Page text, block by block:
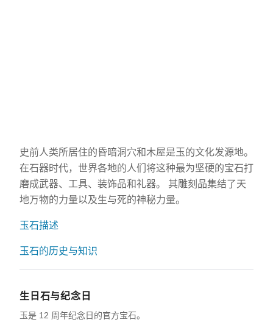
史前人类所居住的昏暗洞穴和木屋是玉的文化发源地。
在石器时代，世界各地的人们将这种最为坚硬的宝石打
磨成武器、工具、装饰品和礼器。 其雕刻品集结了天
地万物的力量以及生与死的神秘力量。
玉石描述
玉石的历史与知识
生日石与纪念日
玉是 12 周年纪念日的官方宝石。